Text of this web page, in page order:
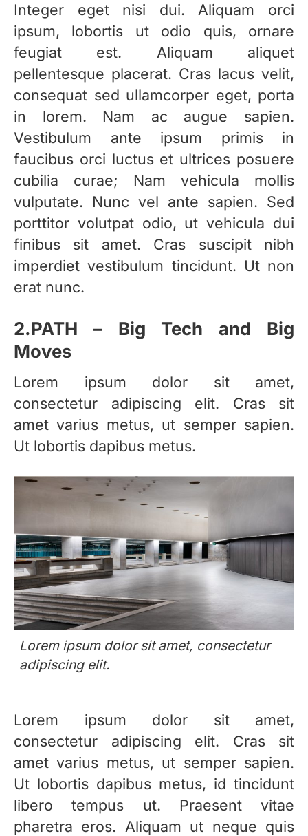
Integer eget nisi dui. Aliquam orci
ipsum, lobortis ut odio quis, ornare
feugiat est. Aliquam aliquet
pellentesque placerat. Cras lacus velit,
consequat sed ullamcorper eget, porta
in lorem. Nam ac augue sapien.
Vestibulum ante ipsum primis in
faucibus orci luctus et ultrices posuere
cubilia curae; Nam vehicula mollis
vulputate. Nunc vel ante sapien. Sed
porttitor volutpat odio, ut vehicula dui
finibus sit amet. Cras suscipit nibh
imperdiet vestibulum tincidunt. Ut non
erat nunc.
2.PATH – Big Tech and Big
Moves
Lorem ipsum dolor sit amet,
consectetur adipiscing elit. Cras sit
amet varius metus, ut semper sapien.
Ut lobortis dapibus metus.
Lorem ipsum dolor sit amet, consectetur
adipiscing elit.
Lorem ipsum dolor sit amet,
consectetur adipiscing elit. Cras sit
amet varius metus, ut semper sapien.
Ut lobortis dapibus metus, id tincidunt
libero tempus ut. Praesent vitae
pharetra eros. Aliquam ut neque quis